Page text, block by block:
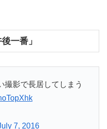
一番」
撮影で長居してしまう
7, 2016